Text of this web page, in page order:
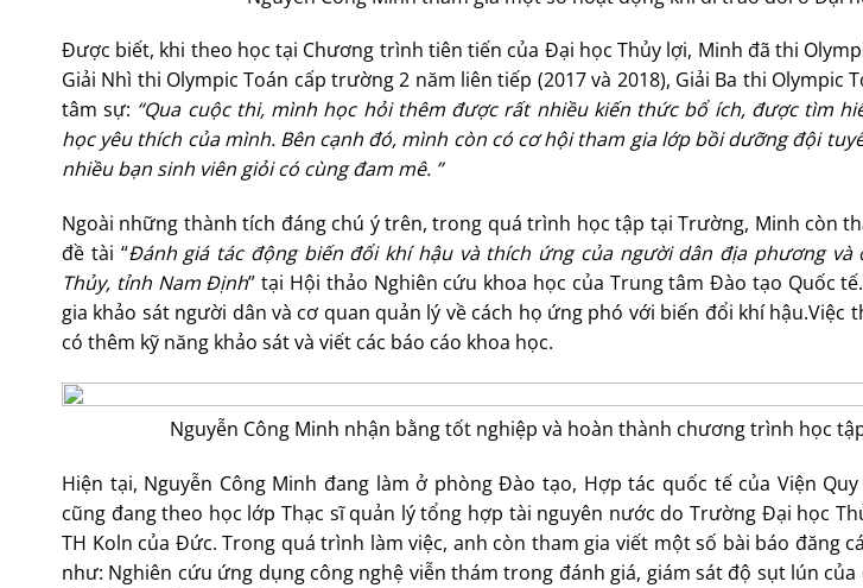
Được biết, khi theo học tại Chương trình tiên tiến của Đại học Thủy lợi, Minh đã thi
Giải Nhì thi Olympic Toán cấp trường 2 năm liên tiếp (2017 và 2018), Giải Ba thi Olympic
tâm sự: “Qua cuộc thi, mình học hỏi thêm được rất nhiều kiến thức bổ ích, được tìm
học yêu thích của mình. Bên cạnh đó, mình còn có cơ hội tham gia lớp bồi dưỡng đội
nhiều bạn sinh viên giỏi có cùng đam mê. ”
Ngoài những thành tích đáng chú ý trên, trong quá trình học tập tại Trường, Minh còn
đề tài “Đánh giá tác động biến đổi khí hậu và thích ứng của người dân địa phương và
Thủy, tỉnh Nam Định” tại Hội thảo Nghiên cứu khoa học của Trung tâm Đào tạo Quốc
gia khảo sát người dân và cơ quan quản lý về cách họ ứng phó với biến đổi khí hậu.Việc
có thêm kỹ năng khảo sát và viết các báo cáo khoa học.
Nguyễn Công Minh nhận bằng tốt nghiệp và hoàn thành chương trình học
Hiện tại, Nguyễn Công Minh đang làm ở phòng Đào tạo, Hợp tác quốc tế của Viện
cũng đang theo học lớp Thạc sĩ quản lý tổng hợp tài nguyên nước do Trường Đại học
TH Koln của Đức. Trong quá trình làm việc, anh còn tham gia viết một số bài báo đăng
như: Nghiên cứu ứng dụng công nghệ viễn thám trong đánh giá, giám sát độ sụt lún